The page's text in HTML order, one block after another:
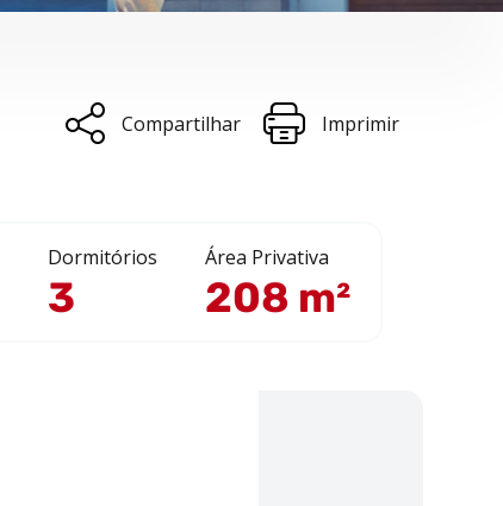
Compartilhar Imprimir
Dormitórios
3
Área Privativa
208 m²